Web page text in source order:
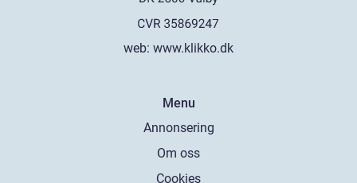
web: www.klikko.dk
Menu
Annonsering
Om oss
Cookies